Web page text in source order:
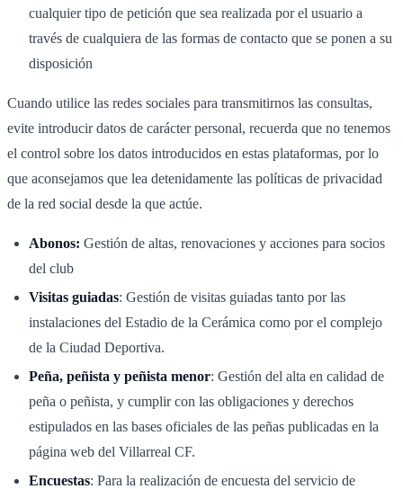
cualquier tipo de petición que sea realizada por el usuario a
través de cualquiera de las formas de contacto que se ponen a su
disposición
Cuando utilice las redes sociales para transmitirnos las consultas,
evite introducir datos de carácter personal, recuerda que no tenemos
el control sobre los datos introducidos en estas plataformas, por lo
que aconsejamos que lea detenidamente las políticas de privacidad
de la red social desde la que actúe.
Abonos: Gestión de altas, renovaciones y acciones para socios
del club
Visitas guiadas: Gestión de visitas guiadas tanto por las
instalaciones del Estadio de la Cerámica como por el complejo
de la Ciudad Deportiva.
Peña, peñista y peñista menor: Gestión del alta en calidad de
peña o peñista, y cumplir con las obligaciones y derechos
estipulados en las bases oficiales de las peñas publicadas en la
página web del Villarreal CF.
Encuestas: Para la realización de encuesta del servicio de